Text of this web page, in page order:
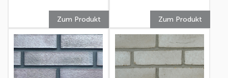
Zum Produkt Zum Produkt